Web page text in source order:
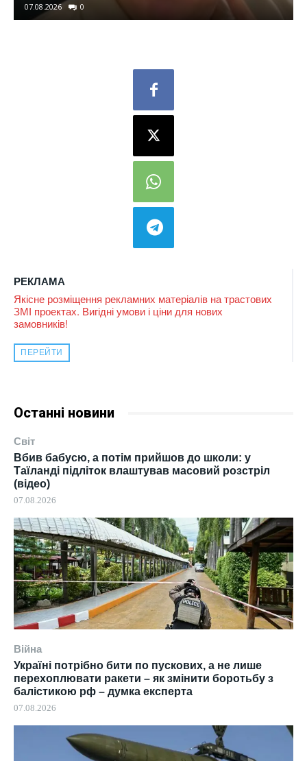
РЕКЛАМА
Якісне розміщення рекламних матеріалів на трастових
ЗМІ проектах. Вигідні умови і ціни для нових
замовників!
ПЕРЕЙТИ
Останні новини
Світ
Вбив бабусю, а потім прийшов до школи: у
Таїланді підліток влаштував масовий розстріл
(відео)
07.08.2026
Війна
Україні потрібно бити по пускових, а не лише
перехоплювати ракети – як змінити боротьбу з
балістикою рф – думка експерта
07.08.2026
07.08.2026 0